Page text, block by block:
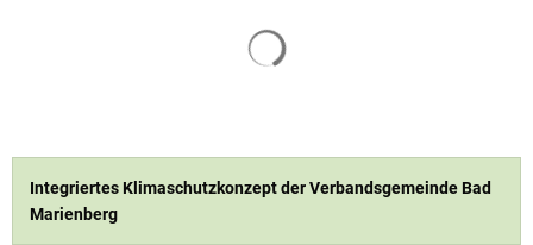
Integriertes Klimaschutzkonzept der Verbandsgemeinde Bad
Marienberg